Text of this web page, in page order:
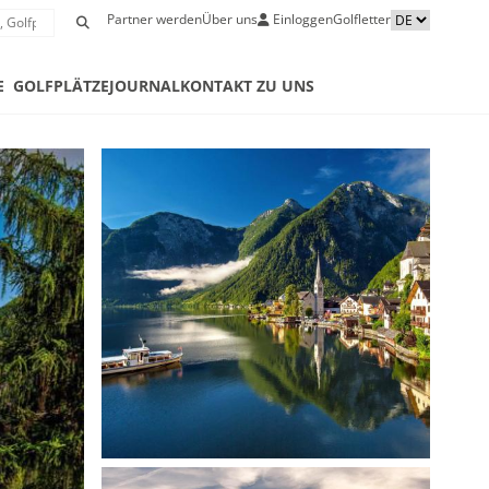
Partner werdenÜber uns EinloggenGolfletter
GOLFPLÄTZEJOURNALKONTAKT ZU UNS